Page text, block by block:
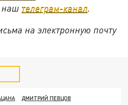
наш телеграм-канал
на электронную почту
ДМИТРИЙ ПЕВЦОВ